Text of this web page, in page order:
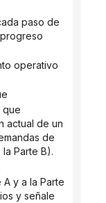
actual de un
de
Parte B).
y señale